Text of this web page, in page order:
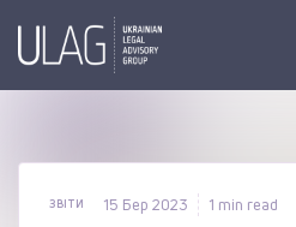
ЗВІТИ 15 Бер 2023 1 min read